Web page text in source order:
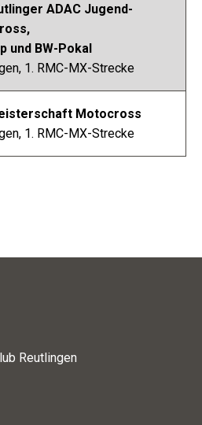
ADAC Jugend-
und BW-Pokal
1. RMC-MX-Strecke
Motocross
1. RMC-MX-Strecke
Reutlingen